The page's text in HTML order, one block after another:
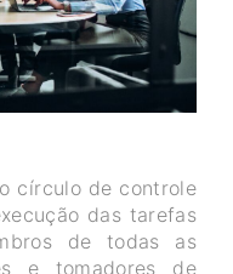
círculo de controle
das tarefas
de todas as
e tomadores de